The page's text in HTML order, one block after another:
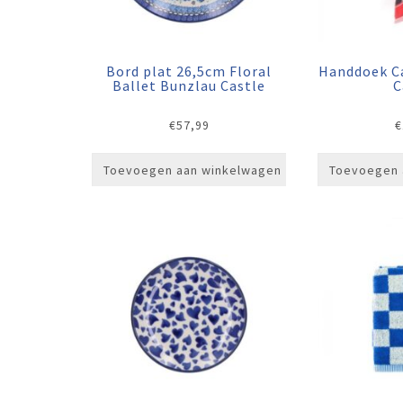
Bord plat 26,5cm Floral
Ballet Bunzlau Castle
€57,99
Toevoegen aan winkelwagen
Handdoek
€
Toevoegen